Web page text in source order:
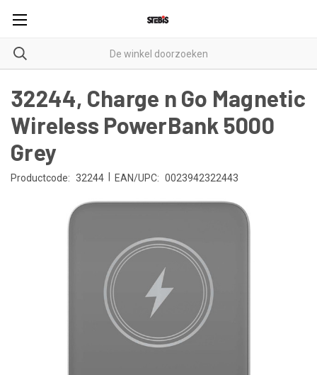
32244, Charge n Go Magnetic
Wireless PowerBank 5000
Grey
Productcode: 32244 EAN/UPC: 0023942322443